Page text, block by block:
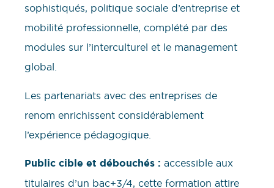
sophistiqués, politique sociale d’entreprise et
mobilité professionnelle, complété par des
modules sur l’interculturel et le management
global.
Les partenariats avec des entreprises de
renom enrichissent considérablement
l’expérience pédagogique.
Public cible et débouchés : accessible aux
titulaires d’un bac+3/4, cette formation attire